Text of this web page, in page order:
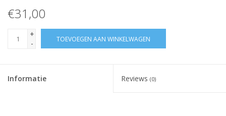
€31,00
+
-
TOEVOEGEN AAN WINKELWAGEN
Informatie Reviews (0)